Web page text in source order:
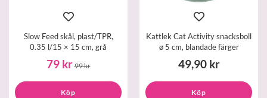
Slow Feed skål, plast/TPR,
0.35 l/15 × 15 cm, grå
79 kr 99 kr
Köp
Kattlek Cat Activity snacksboll
ø 5 cm, blandade färger
49,90 kr
Köp